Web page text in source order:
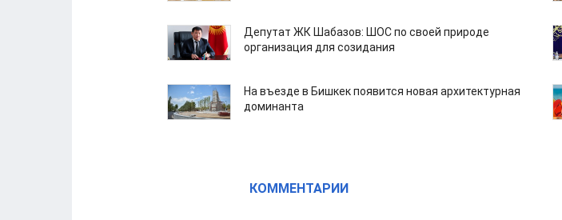
Депутат ЖК Шабазов: ШОС по своей природе
организация для созидания
На въезде в Бишкек появится новая архитектурная
доминанта
КОММЕНТАРИИ